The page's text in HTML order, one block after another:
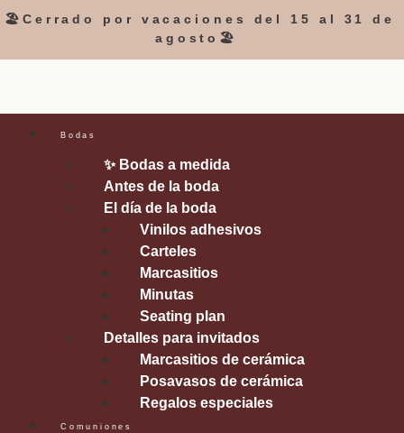
🏖️Cerrado por vacaciones del 15 al 31 de
agosto🏖️
Bodas
✨ Bodas a medida
Antes de la boda
El día de la boda
Vinilos adhesivos
Carteles
Marcasitios
Minutas
Seating plan
Detalles para invitados
Marcasitios de cerámica
Posavasos de cerámica
Regalos especiales
Comuniones